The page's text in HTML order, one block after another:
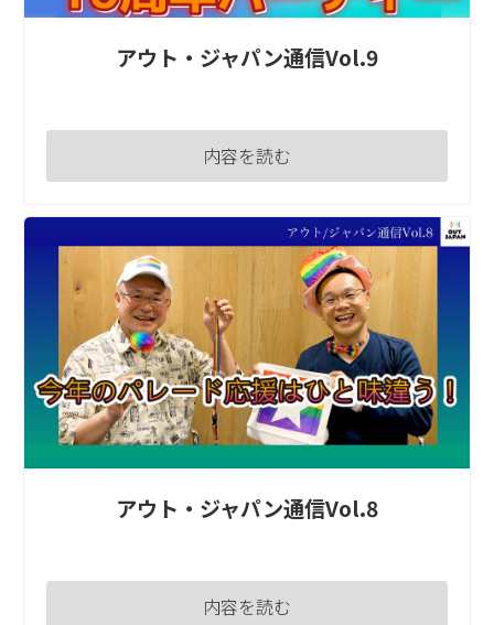
アウト・ジャパン通信Vol.9
内容を読む
アウト・ジャパン通信Vol.8
内容を読む